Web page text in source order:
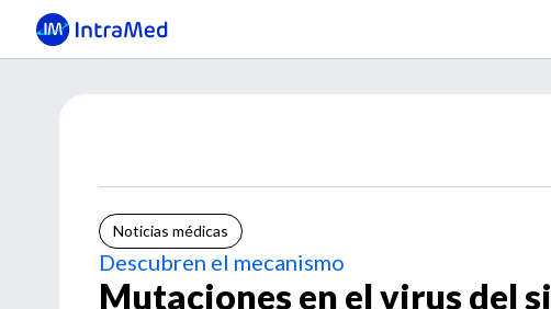
Noticias médicas
Descubren el mecanismo
Mutaciones en el virus del